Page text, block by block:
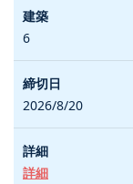
6
2026/8/20
詳細